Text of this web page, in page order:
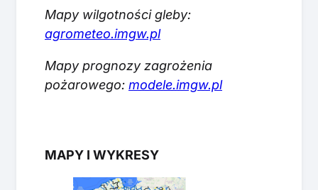
Mapy wilgotności gleby:
agrometeo.imgw.pl
Mapy prognozy zagrożenia
pożarowego: modele.imgw.pl
MAPY I WYKRESY